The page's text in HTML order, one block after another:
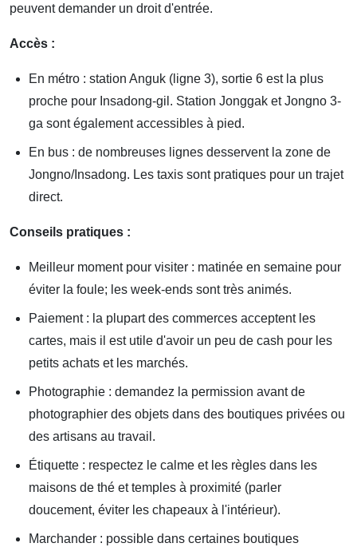
peuvent demander un droit d'entrée.
Accès :
En métro : station Anguk (ligne 3), sortie 6 est la plus
proche pour Insadong-gil. Station Jonggak et Jongno 3-
ga sont également accessibles à pied.
En bus : de nombreuses lignes desservent la zone de
Jongno/Insadong. Les taxis sont pratiques pour un trajet
direct.
Conseils pratiques :
Meilleur moment pour visiter : matinée en semaine pour
éviter la foule; les week-ends sont très animés.
Paiement : la plupart des commerces acceptent les
cartes, mais il est utile d'avoir un peu de cash pour les
petits achats et les marchés.
Photographie : demandez la permission avant de
photographier des objets dans des boutiques privées ou
des artisans au travail.
Étiquette : respectez le calme et les règles dans les
maisons de thé et temples à proximité (parler
doucement, éviter les chapeaux à l'intérieur).
Marchander : possible dans certaines boutiques